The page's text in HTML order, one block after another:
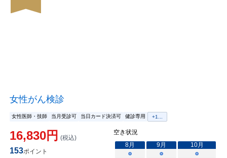
女性がん検診
女性医師・技師 当月受診可 当日カード決済可 健診専用 +1...
16,830円 (税込)
153ポイント
空き状況
8月 9月 10月
○
○ ○